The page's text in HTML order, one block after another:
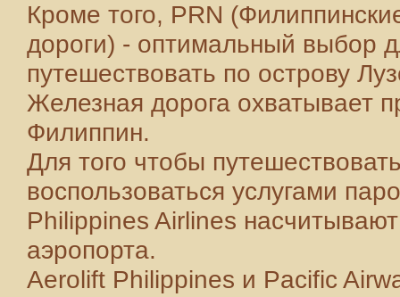
Кроме того, PRN
дороги) - оптимальный выбор
путешествовать по острову
Железная дорога охватывает
Филиппин.
Для того чтобы
воспользоваться услугами
Philippines Airlines
аэропорта.
Aerolift Philippines и Pacific